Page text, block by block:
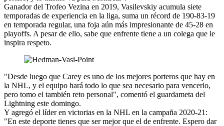
Ganador del Trofeo Vezina en 2019, Vasilevskiy acumula siete
temporadas de experiencia en la liga, suma un récord de 190-83-19
en temporada regular, una foja aún más impresionante de 45-28 en
playoffs. A pesar de ello, sabe que enfrente tiene a un colega que le
inspira respeto.
"Desde luego que Carey es uno de los mejores porteros que hay en
la NHL, y el equipo hará todo lo que sea necesario para vencerlo,
pero tomo el también reto personal", comentó el guardameta del
Lightning este domingo.
Y agregó el líder en victorias en la NHL en la campaña 2020-21:
"En este deporte tienes que ser mejor que el de enfrente. Espero dar